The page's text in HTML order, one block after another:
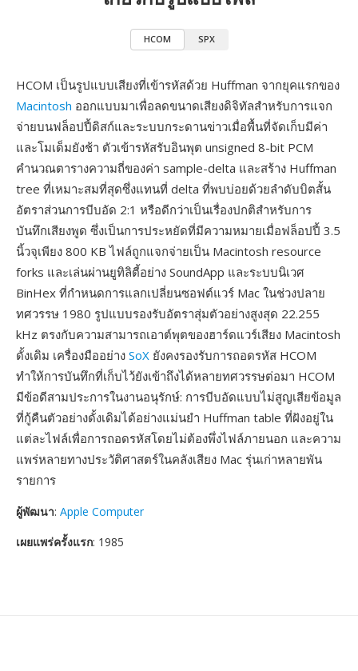
HCOM SPX
HCOM เป็นรูปแบบเสียงที่เข้ารหัสด้วย Huffman จากยุคแรกของ
Macintosh ออกแบบมาเพื่อลดขนาดเสียงดิจิทัลสำหรับการแจก
จ่ายบนฟล็อปปี้ดิสก์และระบบกระดานข่าวเมื่อพื้นที่จัดเก็บมีค่า
และโมเด็มยังช้า ตัวเข้ารหัสรับอินพุต unsigned 8-bit PCM
คำนวณตารางความถี่ของค่า sample-delta และสร้าง Huffman
tree ที่เหมาะสมที่สุดซึ่งแทนที่ delta ที่พบบ่อยด้วยลำดับบิตสั้น
อัตราส่วนการบีบอัด 2:1 หรือดีกว่าเป็นเรื่องปกติสำหรับการ
บันทึกเสียงพูด ซึ่งเป็นการประหยัดที่มีความหมายเมื่อฟล็อปปี้ 3.5
นิ้วจุเพียง 800 KB ไฟล์ถูกแจกจ่ายเป็น Macintosh resource
forks และเล่นผ่านยูทิลิตี้อย่าง SoundApp และระบบนิเวศ
BinHex ที่กำหนดการแลกเปลี่ยนซอฟต์แวร์ Mac ในช่วงปลาย
ทศวรรษ 1980 รูปแบบรองรับอัตราสุ่มตัวอย่างสูงสุด 22.255
kHz ตรงกับความสามารถเอาต์พุตของฮาร์ดแวร์เสียง Macintosh
ดั้งเดิม เครื่องมืออย่าง SoX ยังคงรองรับการถอดรหัส HCOM
ทำให้การบันทึกที่เก็บไว้ยังเข้าถึงได้หลายทศวรรษต่อมา HCOM
มีข้อดีสามประการในงานอนุรักษ์: การบีบอัดแบบไม่สูญเสียข้อมูล
ที่กู้คืนตัวอย่างดั้งเดิมได้อย่างแม่นยำ Huffman table ที่ฝังอยู่ใน
แต่ละไฟล์เพื่อการถอดรหัสโดยไม่ต้องพึ่งไฟล์ภายนอก และความ
แพร่หลายทางประวัติศาสตร์ในคลังเสียง Mac รุ่นเก่าหลายพัน
รายการ
ผู้พัฒนา: Apple Computer
เผยแพร่ครั้งแรก: 1985